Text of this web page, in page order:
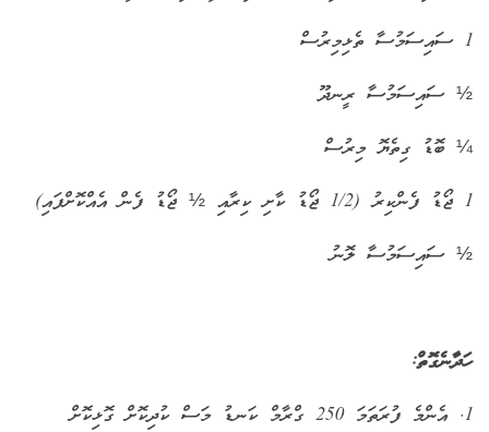
1 ސައިސަމުސާ ތެޅިމިރުސް
½ ސައިސަމުސާ ރީނދޫ
¼ ބޮޑު ގިތެޔޮ މިރުސް
1 ޖޯޑު ފެންކިރު (1/2 ޖޯޑު ކާށި ކިރާއި ½ ޖޯޑު ފެން އެއްކޮށްފައި)
½ ސައިސަމުސާ ލޮނު
ހަދާނެގޮތް:
1. އެންމެ ފުރަތަމަ 250 ގްރާމް ކަނޑު މަސް ކުދިކޮށް ގޮޅިކޮށް